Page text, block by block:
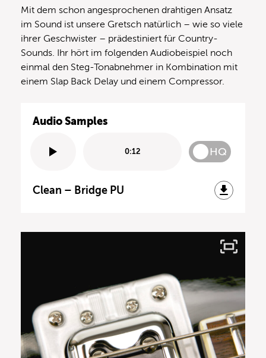
Mit dem schon angesprochenen drahtigen Ansatz
im Sound ist unsere Gretsch natürlich – wie so viele
ihrer Geschwister – prädestiniert für Country-
Sounds. Ihr hört im folgenden Audiobeispiel noch
einmal den Steg-Tonabnehmer in Kombination mit
einem Slap Back Delay und einem Compressor.
Audio Samples
0:12 HQ
Clean – Bridge PU